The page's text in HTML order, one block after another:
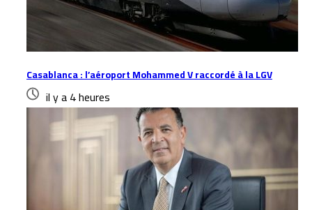
Casablanca : l’aéroport Mohammed V raccordé à la LGV
il y a 4 heures